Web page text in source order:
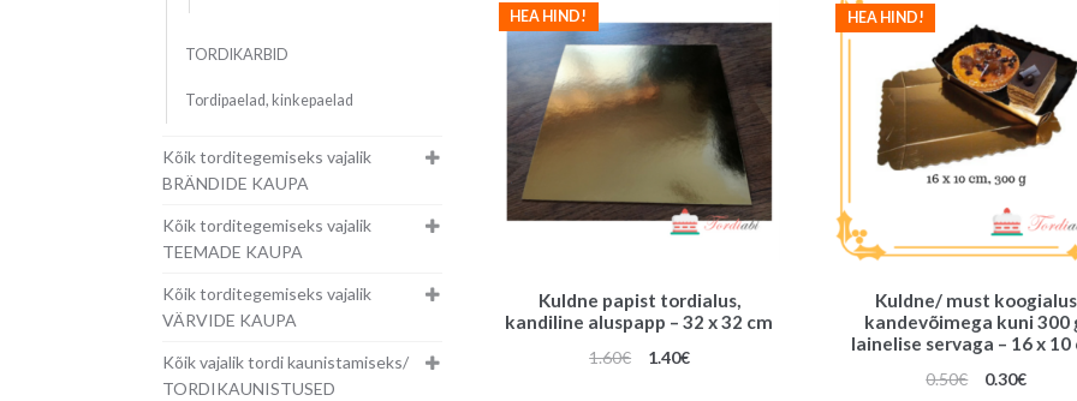
Kuldne papist tordialus,
kandiline aluspapp – 32 x 32 cm
HEA HIND!
1.60€
Algne
1.40€Praegune
Kuldne/ must koogialus
kandevõimega kuni 300
lainelise servaga – 16 x 10
HEA HIND!
0.50€
Algne
0.30€
TORDIKARBID
Tordipaelad, kinkepaelad
Kõik torditegemiseks vajalik
BRÄNDIDE KAUPA
Kõik torditegemiseks vajalik
TEEMADE KAUPA
Kõik torditegemiseks vajalik
VÄRVIDE KAUPA
Kõik vajalik tordi kaunistamiseks/
TORDIKAUNISTUSED